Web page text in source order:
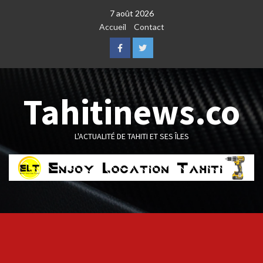
7 août 2026
Accueil
Contact
FacebookTwitter
Tahitinews.co
L'ACTUALITÉ DE TAHITI ET SES ÎLES